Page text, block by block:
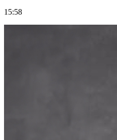
15:58